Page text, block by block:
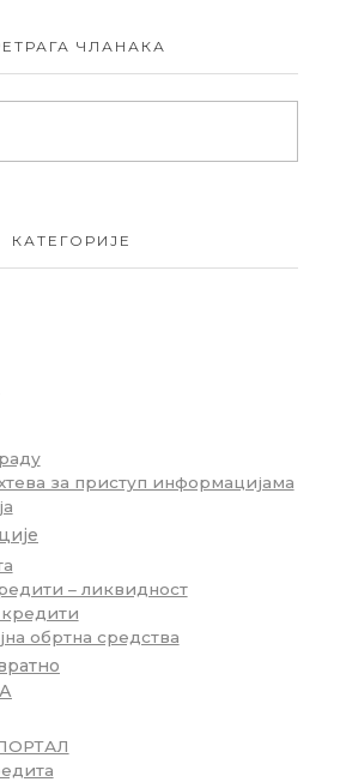
ЧЛАНАКА
КАТЕГОРИЈЕ
за приступ информацијама
– ликвидност
обртна средства